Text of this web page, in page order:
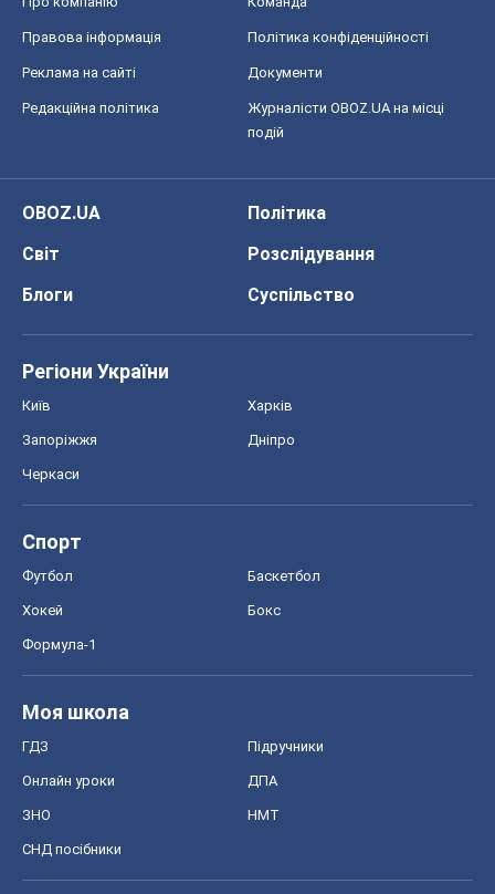
Правова інформація Політика конфіденційності
Реклама на сайті Документи
Редакційна політика
Журналісти OBOZ.UA на місці
подій
OBOZ.UA
Політика
Світ
Розслідування
Блоги
Суспільство
Регіони України
Київ Харків
Запоріжжя Дніпро
Черкаси
Спорт
Футбол Баскетбол
Хокей Бокс
Формула-1
Моя школа
ГДЗ Підручники
Онлайн уроки ДПА
ЗНО НМТ
СНД посібники